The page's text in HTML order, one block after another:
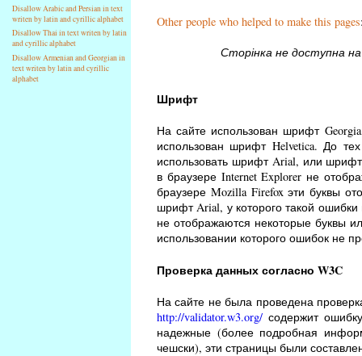
Disallow Arabic and Persian in text
writen by latin and cyrillic alphabet
Disallow Thai in text writen by latin
and cyrillic alphabet
Disallow Armenian and Georgian in
text writen by latin and cyrillic
alphabet
Other people who helped to make this pages
Сторінка не доступна на
Шрифт
На сайте использован шрифт
использован шрифт Helvetica. До
использовать шрифт Arial, или шрифт
в браузере Internet Explorer не
браузере Mozilla Firefox эти буквы
шрифт Arial, у которого такой
не отображаются некоторые буквы
использовании которого ошибок не
Проверка данных согласно W3C
На сайте не была проведена
http://validator.w3.org/ содержит
надежные (более подробная
чешски), эти страницы были